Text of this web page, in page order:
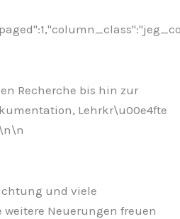
Recherche bis hin zur
Lehrkr\u00e4fte
und viele
Neuerungen freuen